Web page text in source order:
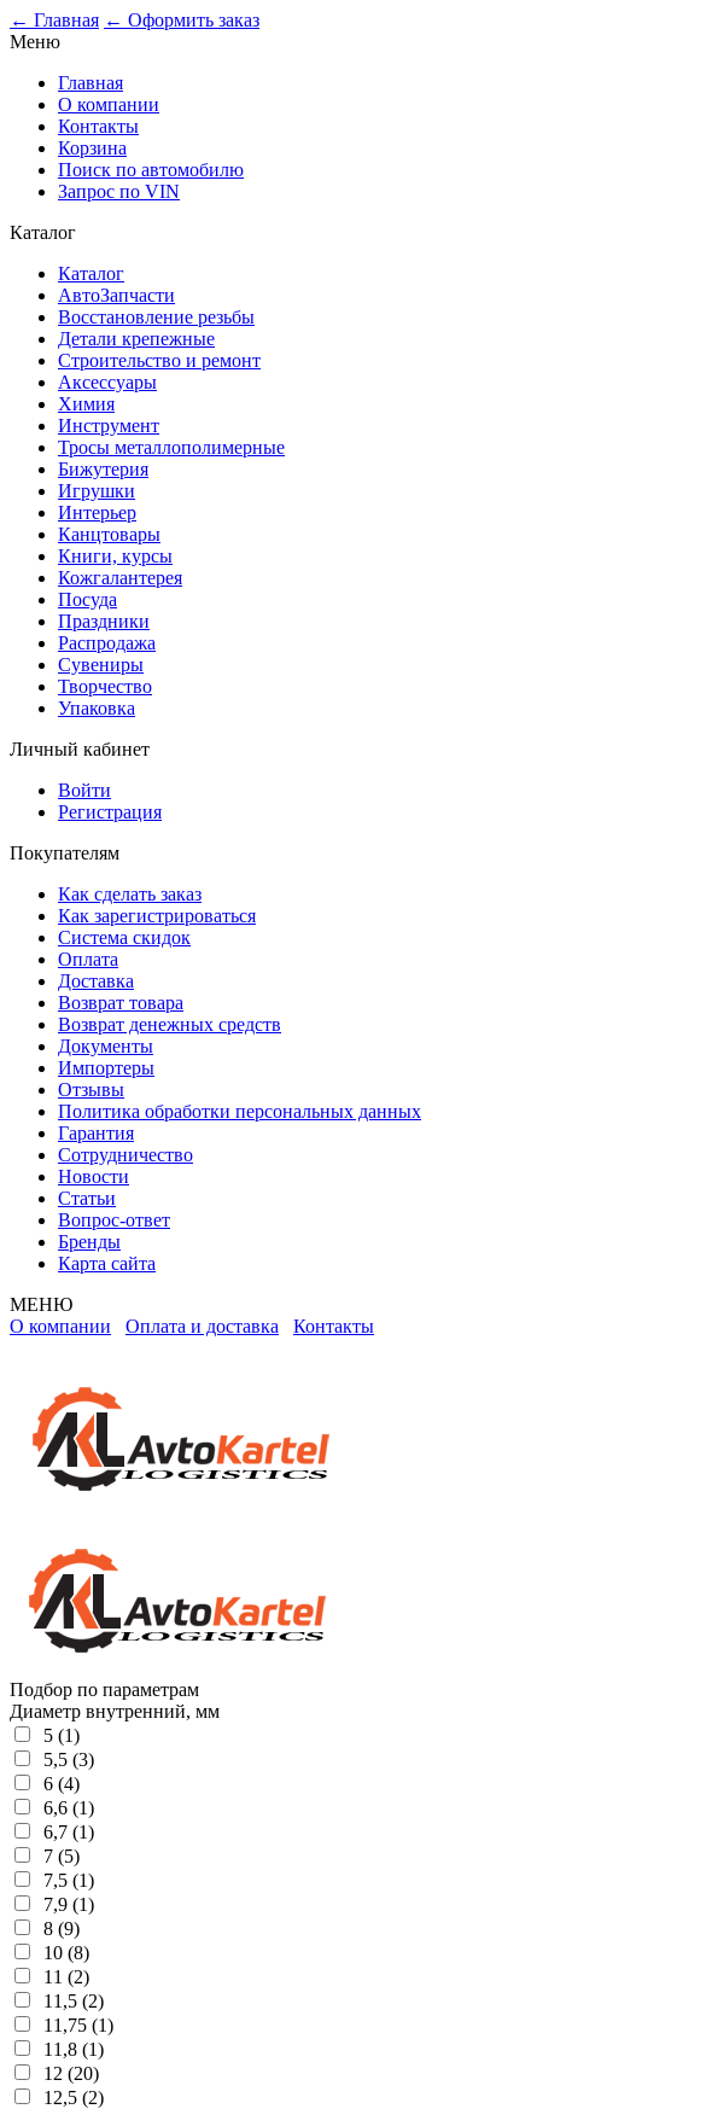
← Главная ← Оформить заказ
Меню
Главная
О компании
Контакты
Корзина
Поиск по автомобилю
Запрос по VIN
Каталог
Каталог
АвтоЗапчасти
Восстановление резьбы
Детали крепежные
Строительство и ремонт
Аксессуары
Химия
Инструмент
Тросы металлополимерные
Бижутерия
Игрушки
Интерьер
Канцтовары
Книги, курсы
Кожгалантерея
Посуда
Праздники
Распродажа
Сувениры
Творчество
Упаковка
Личный кабинет
Войти
Регистрация
Покупателям
Как сделать заказ
Как зарегистрироваться
Система скидок
Оплата
Доставка
Возврат товара
Возврат денежных средств
Документы
Импортеры
Отзывы
Политика обработки персональных данных
Гарантия
Сотрудничество
Новости
Статьи
Вопрос-ответ
Бренды
Карта сайта
МЕНЮ
О компании Оплата и доставка Контакты
Подбор по параметрам
Диаметр внутренний, мм
5 (1)
5,5 (3)
6 (4)
6,6 (1)
6,7 (1)
7 (5)
7,5 (1)
7,9 (1)
8 (9)
10 (8)
11 (2)
11,5 (2)
11,75 (1)
11,8 (1)
12 (20)
12,5 (2)